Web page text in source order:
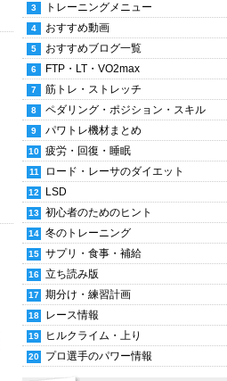
トレーニングメニュー
おすすめ動画
おすすめブログ一覧
FTP・LT・VO2max
筋トレ・ストレッチ
ペダリング・ポジション・スキル
パワトレ機材まとめ
疲労・回復・睡眠
ロード・レーサのダイエット
LSD
初心者のためのヒント
冬のトレーニング
サプリ・食事・補給
立ち読み版
期分け・練習計画
レース情報
ヒルクライム・上り
プロ選手のパワー情報